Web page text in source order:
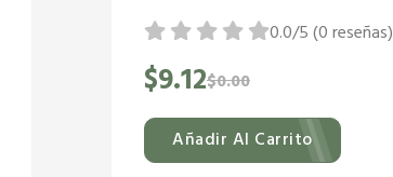
0.0/5 (0 reseñas)
$9.12$0.00
Añadir Al Carrito